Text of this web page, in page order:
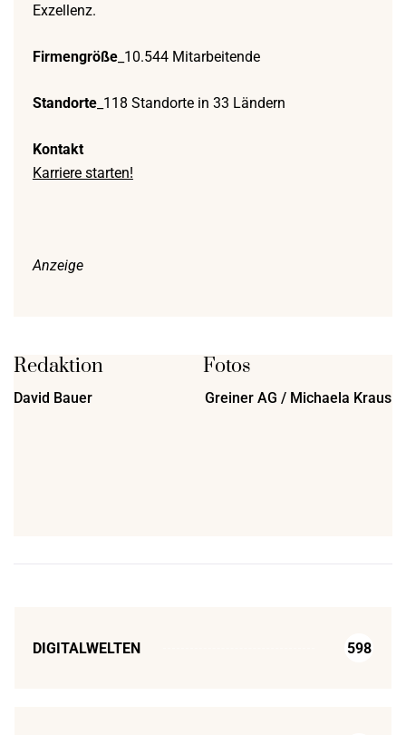
Exzellenz.
Firmengröße_10.544 Mitarbeitende
Standorte_118 Standorte in 33 Ländern
Kontakt
Karriere starten!
Anzeige
Redaktion
David Bauer
Fotos
Greiner AG / Michaela Kraus
DIGITALWELTEN 598